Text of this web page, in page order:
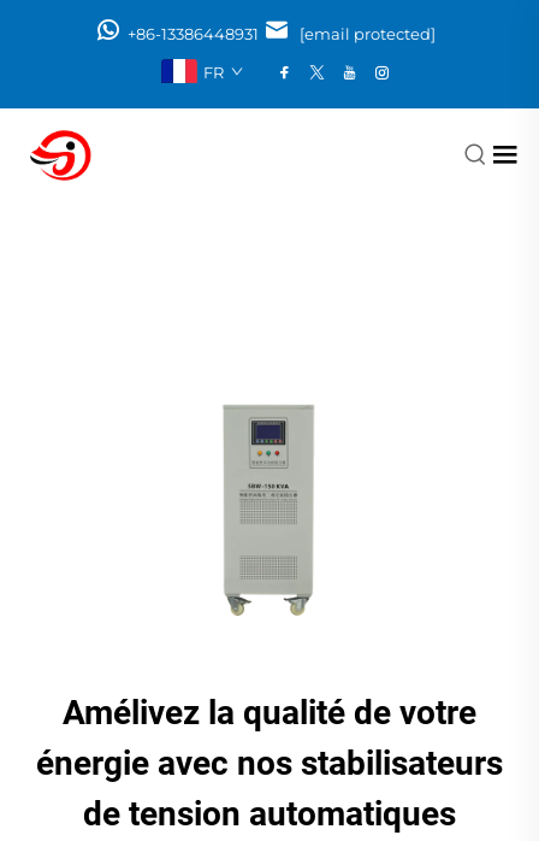
+86-13386448931
[email protected]
FR
Amélivez la qualité de votre
énergie avec nos stabilisateurs
de tension automatiques